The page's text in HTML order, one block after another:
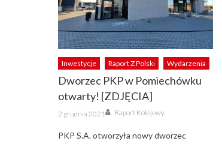
Inwestycje Raport Z Polski Wydarzenia
Dworzec PKP w Pomiechówku
otwarty! [ZDJĘCIA]
Posted
on
2 grudnia 2021 Author
Raport Kolejowy
PKP S.A. otworzyła nowy dworzec